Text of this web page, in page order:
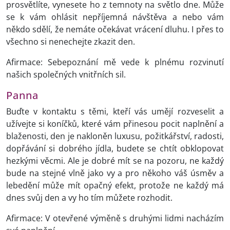
prosvětlíte, vynesete ho z temnoty na světlo dne. Může
se k vám ohlásit nepříjemná návštěva a nebo vám
někdo sdělí, že nemáte očekávat vrácení dluhu. I přes to
všechno si nenechejte zkazit den.
Afirmace: Sebepoznání mě vede k plnému rozvinutí
našich společných vnitřních sil.
Panna
Buďte v kontaktu s těmi, kteří vás umějí rozveselit a
užívejte si koníčků, které vám přinesou pocit naplnění a
blaženosti, den je nakloněn luxusu, požitkářství, radosti,
dopřávání si dobrého jídla, budete se chtít obklopovat
hezkými věcmi. Ale je dobré mít se na pozoru, ne každý
bude na stejné vlně jako vy a pro někoho váš úsměv a
lebedění může mít opačný efekt, protože ne každý má
dnes svůj den a vy ho tím můžete rozhodit.
Afirmace: V otevřené výměně s druhými lidmi nacházím